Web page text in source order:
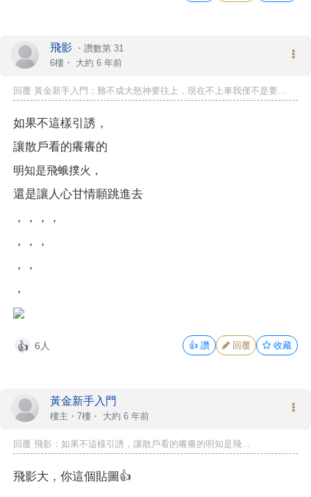
飛影 ・ 讚數第 31
6樓・ 大約 6 年前
回覆 黃金新手入門：難不成大怒神要往上，現在不上車我僅不是要...
如果不這樣引誘，
讓散戶看的癢癢的
明知是飛蛾撲火，
還是讓人心甘情願跳進去
，，，，
，，，
，，
，
👍 6人 👍 讚 回覆 收藏
黃金新手入門
樓主 ・7樓・ 大約 6 年前
回覆 飛影：如果不這樣引誘，讓散戶看的癢癢的明知是飛...
飛影大，你這個貼圖👍